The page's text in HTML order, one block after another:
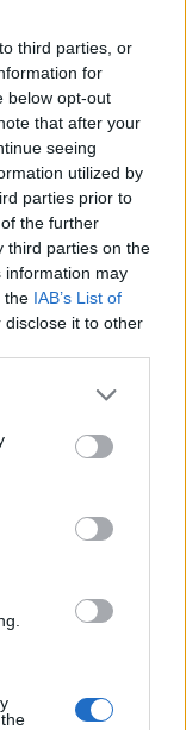
third parties, or
for
below opt-out
that after your
seeing
utilized by
parties prior to
the further
third parties on the
information may
the IAB’s List of
it to other
az MEB-re
megfelelő, 4,26
tágasabb a
15
Volkswagen
rendelhető az